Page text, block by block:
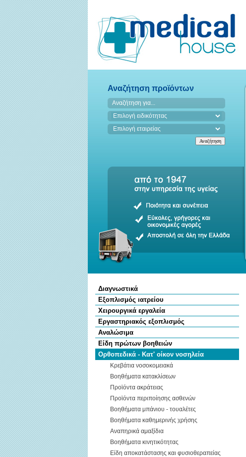
Αναζήτηση προϊόντων
Διαγνωστικά
Εξοπλισμός ιατρείου
Χειρουργικά εργαλεία
Εργαστηριακός εξοπλισμός
Αναλώσιμα
Είδη πρώτων βοηθειών
Ορθοπεδικά - Κατ' οίκον νοσηλεία
Κρεβάτια νοσοκομειακά
Βοηθήματα κατακλίσεων
Προϊόντα ακράτειας
Προϊόντα περιποίησης ασθενών
Βοηθήματα μπάνιου - τουαλέτες
Βοηθήματα καθημερινής χρήσης
Αναπηρικά αμαξίδια
Βοηθήματα κινητικότητας
Είδη αποκατάστασης και φυσιοθεραπείας